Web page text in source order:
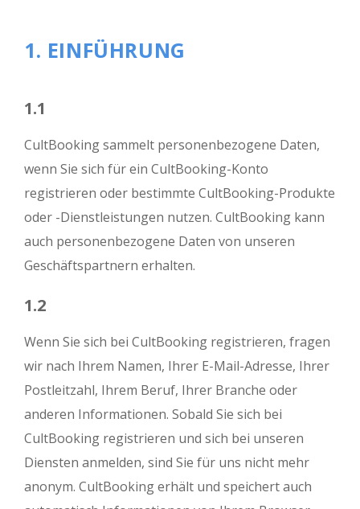
1. EINFÜHRUNG
1.1
CultBooking sammelt personenbezogene Daten,
wenn Sie sich für ein CultBooking-Konto
registrieren oder bestimmte CultBooking-Produkte
oder -Dienstleistungen nutzen. CultBooking kann
auch personenbezogene Daten von unseren
Geschäftspartnern erhalten.
1.2
Wenn Sie sich bei CultBooking registrieren, fragen
wir nach Ihrem Namen, Ihrer E-Mail-Adresse, Ihrer
Postleitzahl, Ihrem Beruf, Ihrer Branche oder
anderen Informationen. Sobald Sie sich bei
CultBooking registrieren und sich bei unseren
Diensten anmelden, sind Sie für uns nicht mehr
anonym. CultBooking erhält und speichert auch